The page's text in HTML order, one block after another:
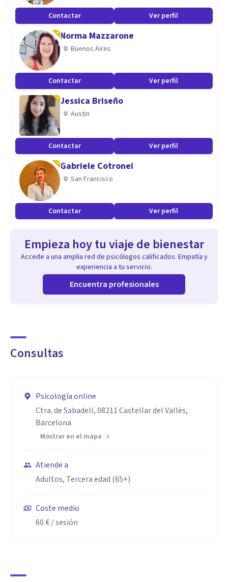
Mi enfoque es humanista e integrativo porque creo que cada
individuo es único y merece un tratamiento personalizado.
Con una visión de género que abarca tanto a hombres como
mujeres, reconozco cómo el patriarcado puede afectar a
ambos géneros.
La psicología humanista me enseñó a celebrar la
individualidad y a encontrar la felicidad en ser auténtico. En
nuestra consulta, nos sumergiremos juntos en descubrir
tus necesidades y los recursos que ya posees para
diferentes estrategias y modelos de la psicología actual.
En nuestras sesiones, nos ajustaremos a tu ritmo,
explorando un camino único para que te sientas a gusto
Especialidad
Psicóloga feminista.
Terapia humanista.
Contactar Ver perfil
Norma Mazzarone
Buenos Aires
Contactar Ver perfil
Jessica Briseño
Austin
Contactar Ver perfil
Gabriele Cotronei
San Francisco
Contactar Ver perfil
Empieza hoy tu viaje de bienestar
Accede a una amplia red de psicólogos calificados. Empatía y
experiencia a tu servicio.
Encuentra profesionales
Consultas
Psicología online
Ctra. de Sabadell, 08211 Castellar del Vallès,
Barcelona
Mostrar en el mapa
Atiende a
Adultos, Tercera edad (65+)
Coste medio
60 €/ sesión